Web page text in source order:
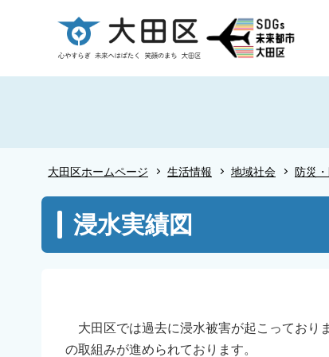
ー
大田区ホームページ 生活情報 地域社会 防災
こ
浸水実績図
大田区では過去に浸水被害が起こっており
の取組みが進められております。